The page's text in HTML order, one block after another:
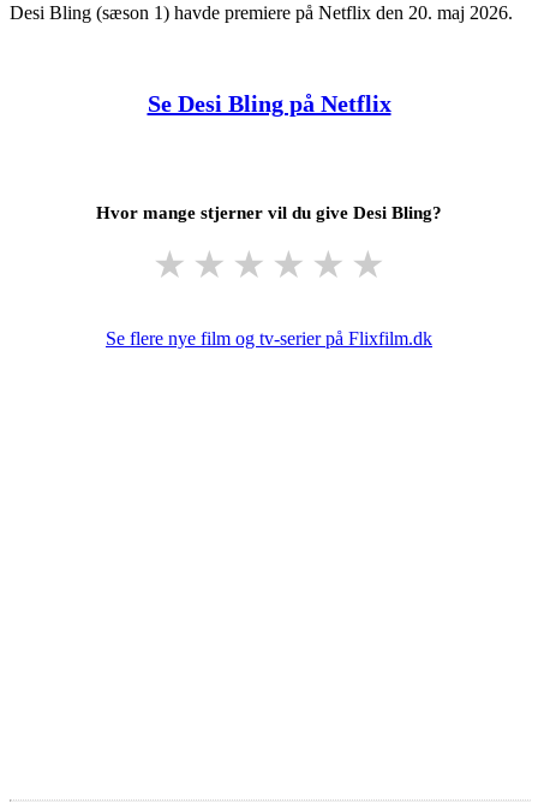
Desi Bling (sæson 1) havde premiere på Netflix den 20. maj 2026.
Se Desi Bling på Netflix
Hvor mange stjerner vil du give Desi Bling?
★ ★ ★ ★ ★ ★
Se flere nye film og tv-serier på Flixfilm.dk